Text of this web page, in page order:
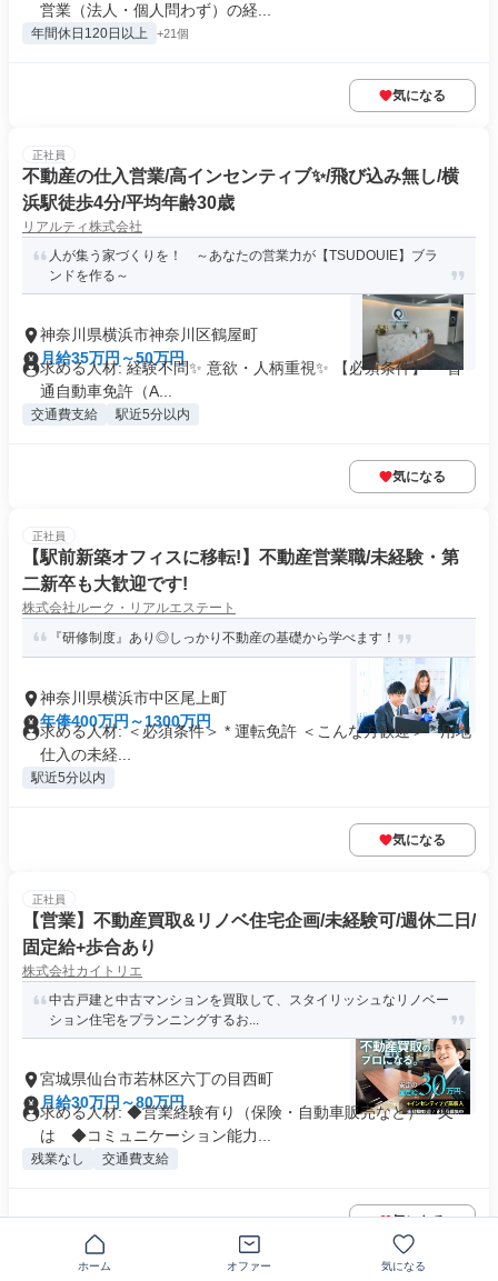
営業（法人・個人問わず）の経...
年間休日120日以上 +21個
気になる
正社員
不動産の仕入営業/高インセンティブ✨/飛び込み無し/横
浜駅徒歩4分/平均年齢30歳
リアルティ株式会社
人が集う家づくりを！ ～あなたの営業力が【TSUDOUIE】ブラ
ンドを作る～
神奈川県横浜市神奈川区鶴屋町
月給35万円～50万円
求める人材: 経験不問✨ 意欲・人柄重視✨ 【必須条件】 ・普
通自動車免許（A...
交通費支給 駅近5分以内
気になる
正社員
【駅前新築オフィスに移転!】不動産営業職/未経験・第
二新卒も大歓迎です!
株式会社ルーク・リアルエステート
『研修制度』あり◎しっかり不動産の基礎から学べます！
神奈川県横浜市中区尾上町
年俸400万円～1300万円
求める人材: ＜必須条件＞ * 運転免許 ＜こんな方歓迎＞ * 用地
仕入の未経...
駅近5分以内
気になる
正社員
【営業】不動産買取&リノベ住宅企画/未経験可/週休二日/
固定給+歩合あり
株式会社カイトリエ
中古戸建と中古マンションを買取して、スタイリッシュなリノベー
ション住宅をプランニングするお...
宮城県仙台市若林区六丁の目西町
月給30万円～80万円
求める人材: ◆営業経験有り（保険・自動車販売など） 又
は ◆コミュニケーション能力...
残業なし 交通費支給
気になる
ホーム オファー 気になる